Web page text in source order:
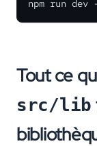
npm run dev
Tout ce
src/lib